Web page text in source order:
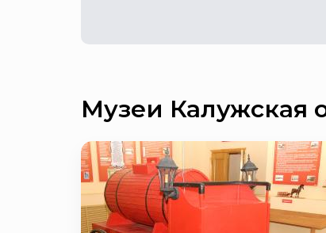
Музеи Калужская